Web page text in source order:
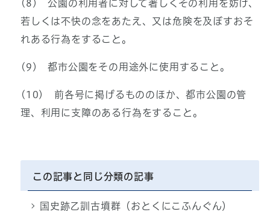
(8) 公園の利用者に対して著しくその利用を妨げ、
若しくは不快の念をあたえ、又は危険を及ぼすおそ
れある行為をすること。
(9) 都市公園をその用途外に使用すること。
(10) 前各号に掲げるもののほか、都市公園の管
理、利用に支障のある行為をすること。
この記事と同じ分類の記事
国史跡乙訓古墳群（おとくにこふんぐん）